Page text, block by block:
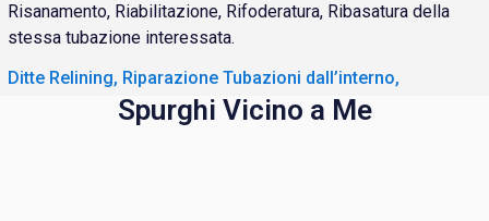
Risanamento, Riabilitazione, Rifoderatura, Ribasatura della
stessa tubazione interessata.
Ditte Relining, Riparazione Tubazioni dall’interno,
Spurghi Vicino a Me